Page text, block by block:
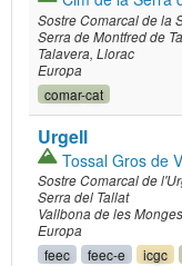
Sostre Comarcal de la
Serra de Montfred de
Talavera Llorac
Europa
comar-cat
Urgell
Tossal Gros de
Sostre Comarcal de
Serra del Tallat
Vallbona de les Monges
Europa
feec feec-e icgc